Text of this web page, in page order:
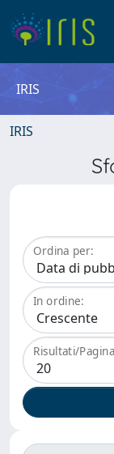
IRIS
IRIS
Ordina per:
In ordine:
Risultati/Pagina